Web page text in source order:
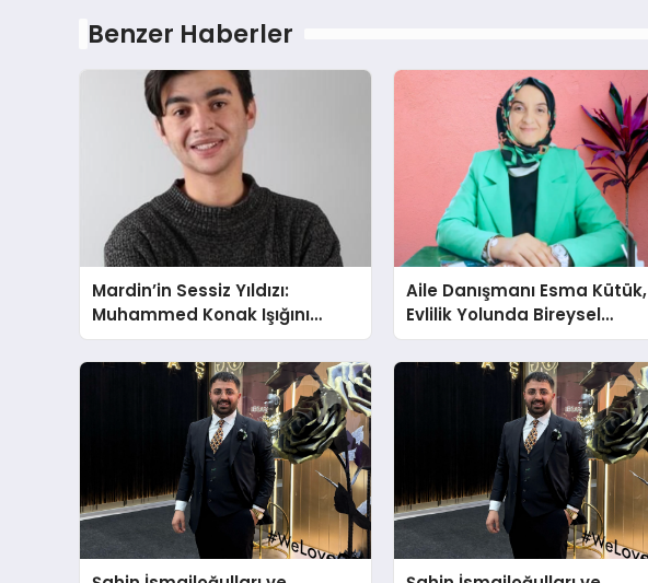
Benzer Haberler
Mardin’in Sessiz Yıldızı:
Muhammed Konak Işığını
Ekranlara Taşıyor
Aile Danışmanı Esma Kütük,
Evlilik Yolunda Bireysel
Farkındalığın ve Sınırların
Gücünü Anlatıyor